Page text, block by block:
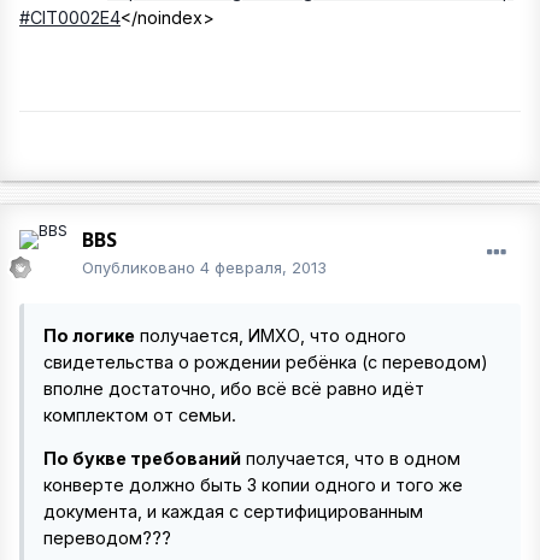
#CIT0002E4</noindex>
BBS
Опубликовано 4 февраля, 2013
По логике получается, ИМХО, что одного
свидетельства о рождении ребёнка (с переводом)
вполне достаточно, ибо всё всё равно идёт
комплектом от семьи.
По букве требований получается, что в одном
конверте должно быть 3 копии одного и того же
документа, и каждая с сертифицированным
переводом???